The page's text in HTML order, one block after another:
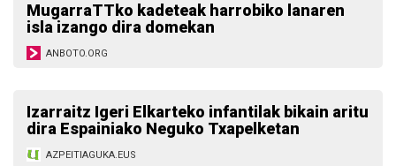
MugarraTTko kadeteak harrobiko lanaren
isla izango dira domekan
ANBOTO.ORG
Izarraitz Igeri Elkarteko infantilak bikain aritu
dira Espainiako Neguko Txapelketan
AZPEITIAGUKA.EUS